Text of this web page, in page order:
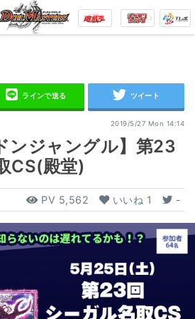
2019/5/27 Mon 14:14
ンジャングル】第23
CS(殿堂)
PV 5,562 いいね 1 -